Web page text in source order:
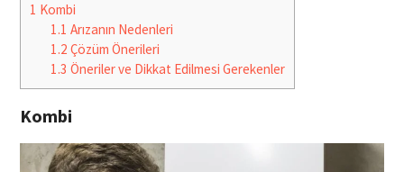
1 Kombi
1.1 Arızanın Nedenleri
1.2 Çözüm Önerileri
1.3 Öneriler ve Dikkat Edilmesi Gerekenler
Kombi